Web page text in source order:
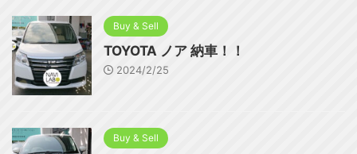
Buy & Sell
TOYOTA ノア 納車！！
2024/2/25
Buy & Sell